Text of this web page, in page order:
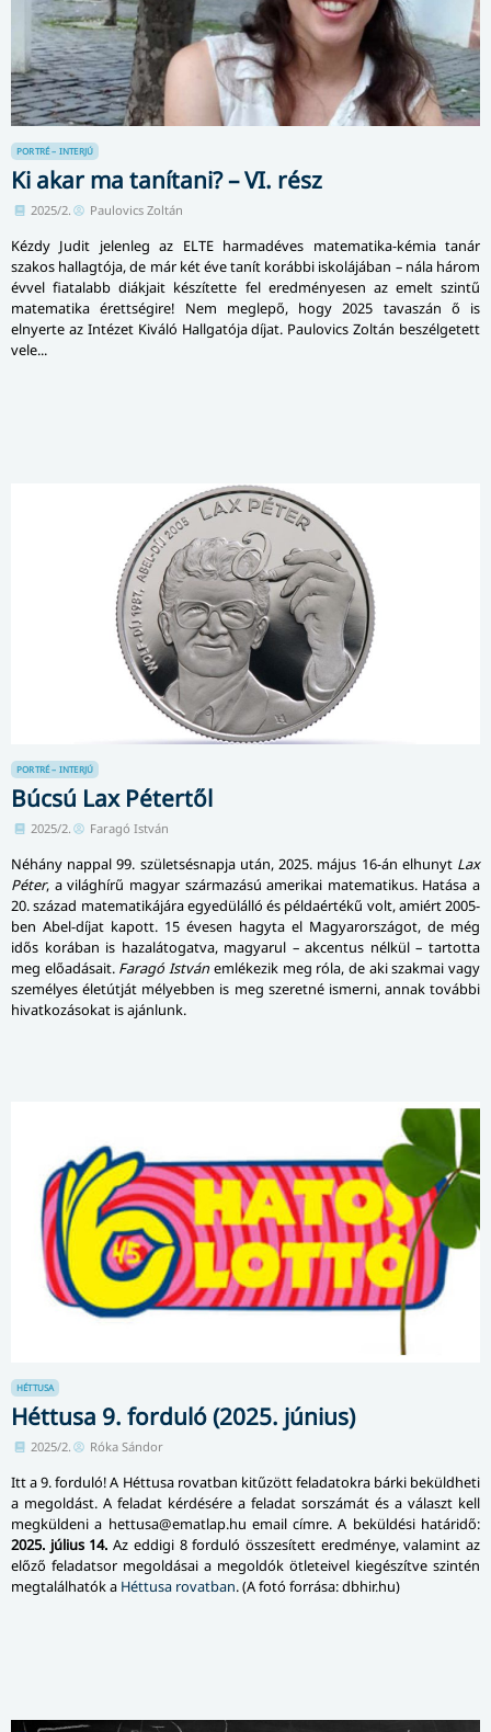
PORTRÉ – INTERJÚ
Ki akar ma tanítani? – VI. rész
2025/2. Paulovics Zoltán
Kézdy Judit jelenleg az ELTE harmadéves matematika-kémia tanár
szakos hallagtója, de már két éve tanít korábbi iskolájában – nála három
évvel fiatalabb diákjait készítette fel eredményesen az emelt szintű
matematika érettségire! Nem meglepő, hogy 2025 tavaszán ő is
elnyerte az Intézet Kiváló Hallgatója díjat. Paulovics Zoltán beszélgetett
vele...
PORTRÉ – INTERJÚ
Búcsú Lax Pétertől
2025/2. Faragó István
Néhány nappal 99. születsésnapja után, 2025. május 16-án elhunyt Lax
Péter, a világhírű magyar származású amerikai matematikus. Hatása a
20. század matematikájára egyedülálló és példaértékű volt, amiért 2005-
ben Abel-díjat kapott. 15 évesen hagyta el Magyarországot, de még
idős korában is hazalátogatva, magyarul – akcentus nélkül – tartotta
meg előadásait. Faragó István emlékezik meg róla, de aki szakmai vagy
személyes életútját mélyebben is meg szeretné ismerni, annak további
hivatkozásokat is ajánlunk.
HÉTTUSA
Héttusa 9. forduló (2025. június)
2025/2. Róka Sándor
Itt a 9. forduló! A Héttusa rovatban kitűzött feladatokra bárki beküldheti
a megoldást. A feladat kérdésére a feladat sorszámát és a választ kell
megküldeni a hettusa‍@‍ematlap.hu email címre. A beküldési határidő:
2025. július 14. Az eddigi 8 forduló összesített eredménye, valamint az
előző feladatsor megoldásai a megoldók ötleteivel kiegészítve szintén
megtalálhatók a Héttusa rovatban. (A fotó forrása: dbhir.hu)